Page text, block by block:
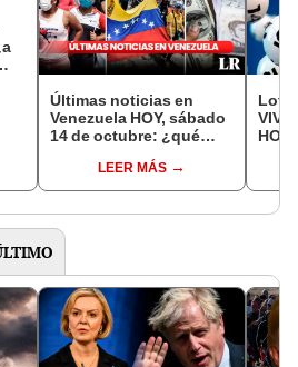
Últimas noticias en
Venezuela HOY, sábado
14 de octubre: ¿qué
por Maduro?
LEER MÁS